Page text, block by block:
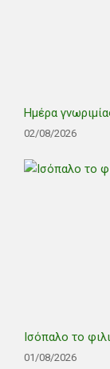
Ημέρα
02/08/2026
Ισόπαλο το
01/08/2026